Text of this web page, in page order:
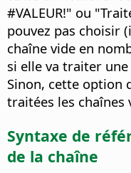
#VALEUR!" ou
pouvez pas choisir
chaîne vide en
si elle va traiter
Sinon, cette option
traitées les chaînes
Syntaxe de
de la chaîne